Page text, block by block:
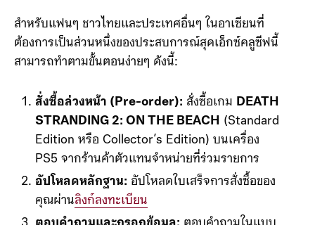
สำหรับแฟนๆ ชาวไทยและประเทศอื่นๆ ในอาเซียนที่
ต้องการเป็นส่วนหนึ่งของประสบการณ์สุดเอ็กซ์คลูซีฟนี้
สามารถทำตามขั้นตอนง่ายๆ ดังนี้:
สั่งซื้อล่วงหน้า (Pre-order): สั่งซื้อเกม DEATH
STRANDING 2: ON THE BEACH (Standard
Edition หรือ Collector’s Edition) บนเครื่อง
PS5 จากร้านค้าตัวแทนจำหน่ายที่ร่วมรายการ
อัปโหลดหลักฐาน: อัปโหลดใบเสร็จการสั่งซื้อของ
คุณผ่านลิงก์ลงทะเบียน